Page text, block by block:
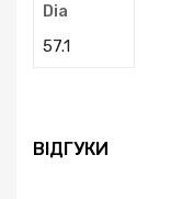
Dia
57.1
ВІДГУКИ